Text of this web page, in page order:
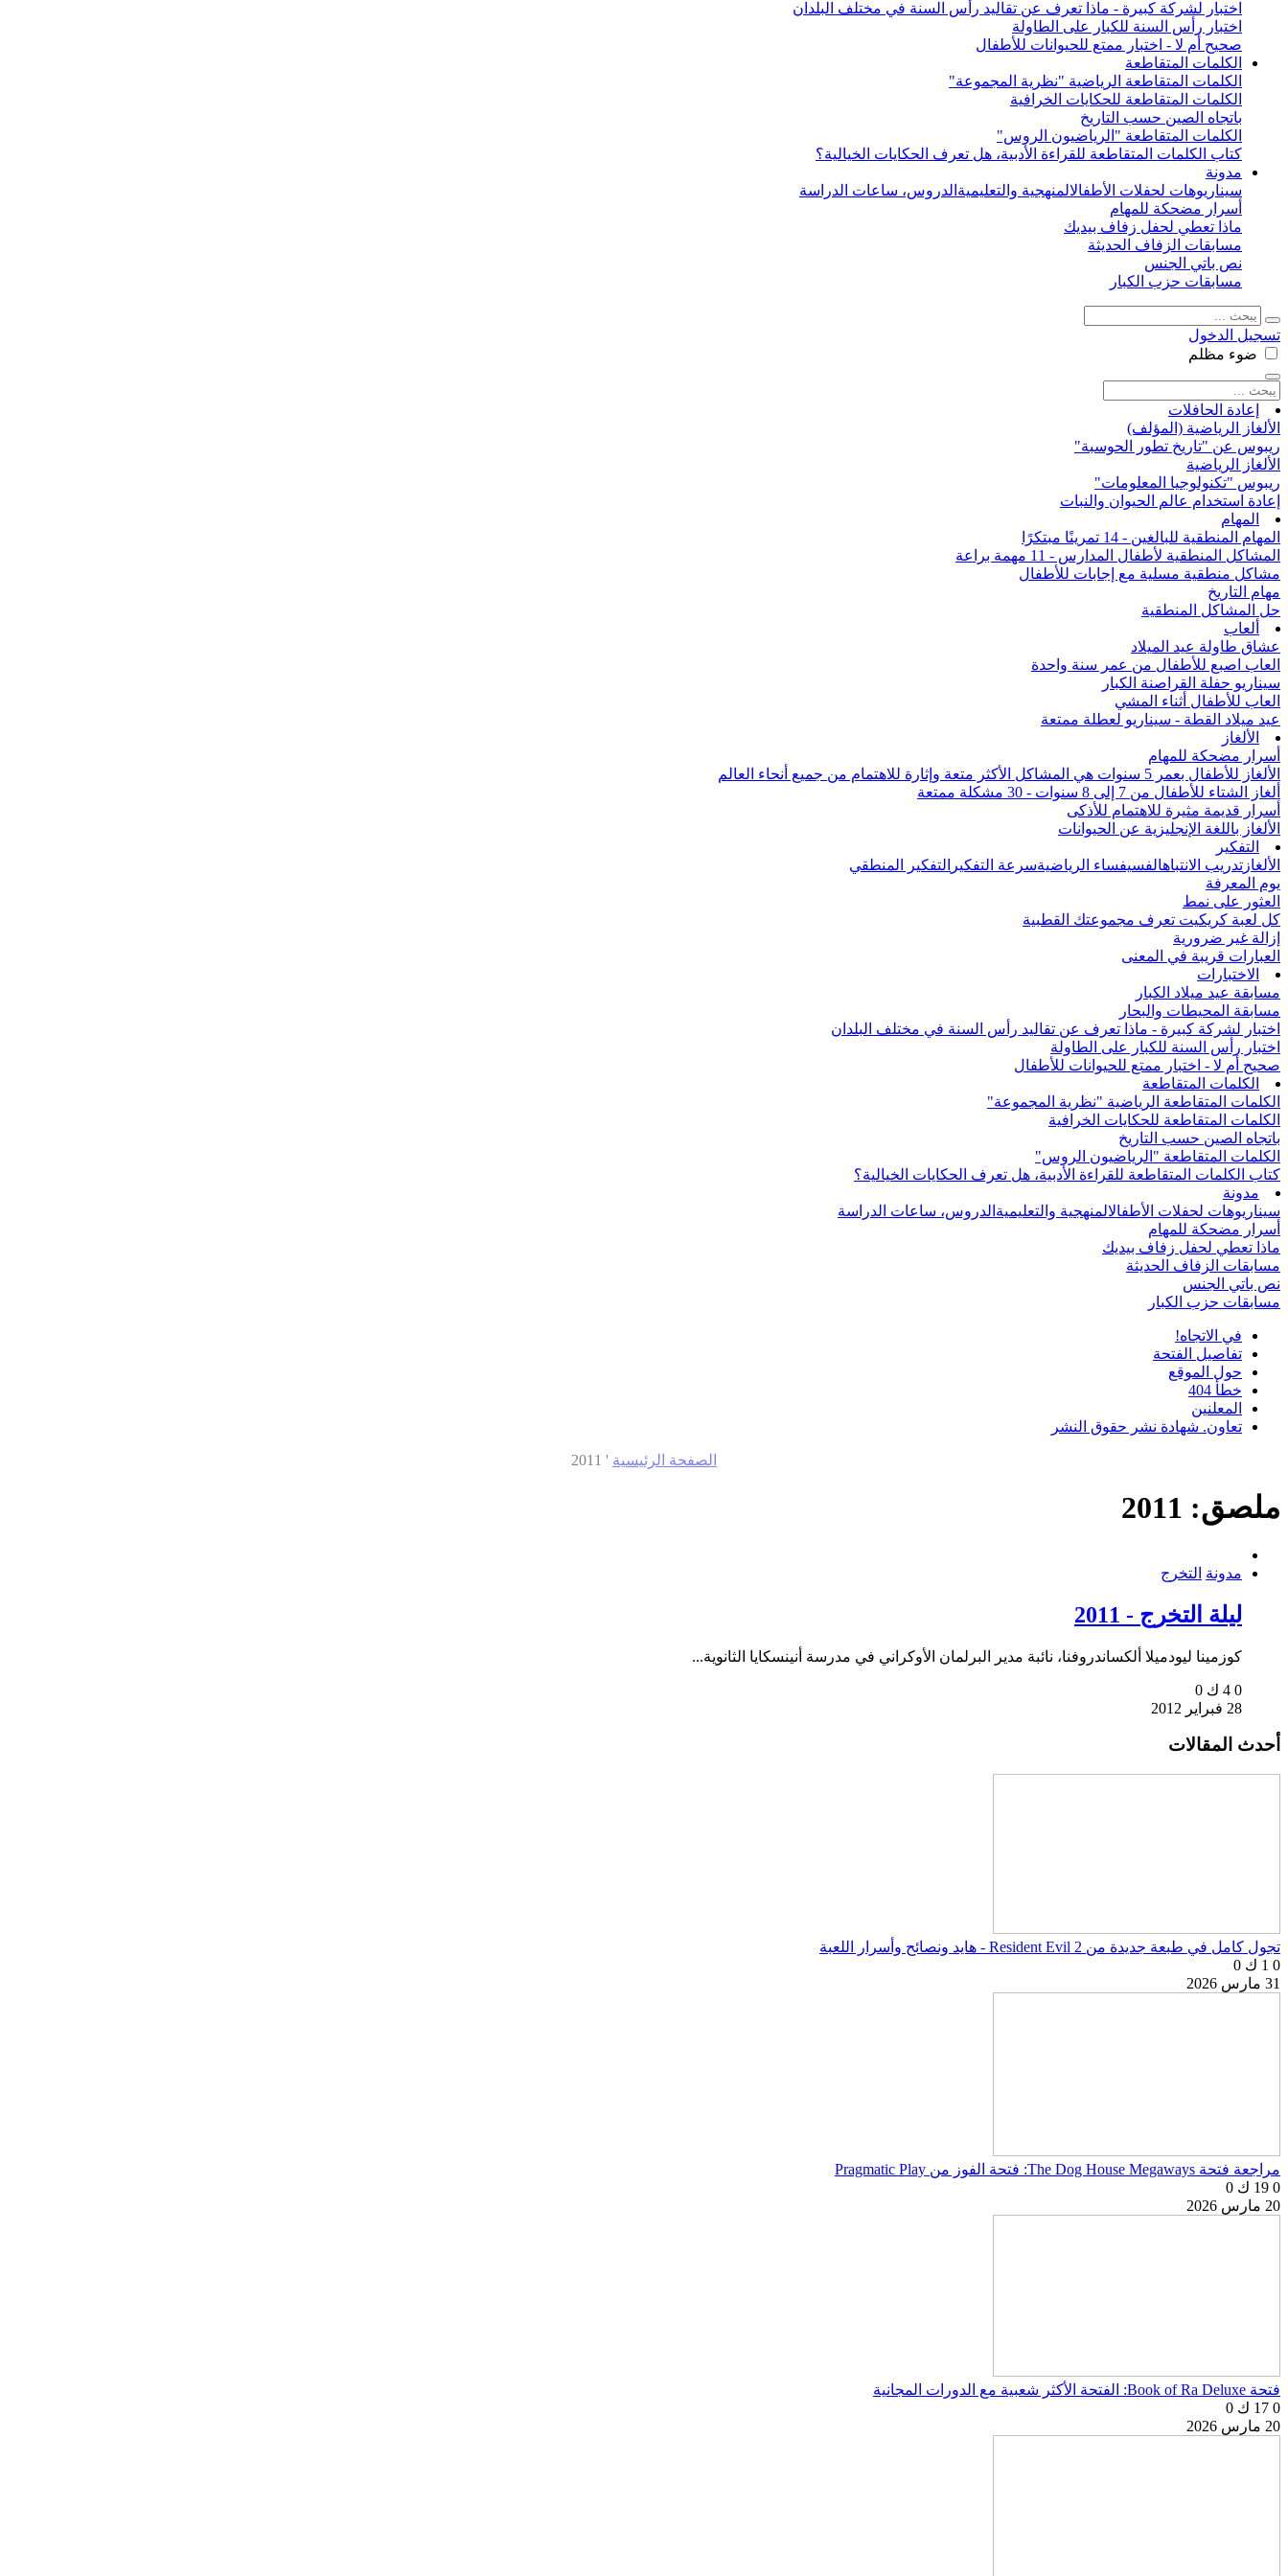
اختبار لشركة كبيرة - ماذا تعرف عن تقاليد رأس السنة في مختلف البلدان
اختبار رأس السنة للكبار على الطاولة
صحيح أم لا - اختبار ممتع للحيوانات للأطفال
الكلمات المتقاطعة
الكلمات المتقاطعة الرياضية "نظرية المجموعة"
الكلمات المتقاطعة للحكايات الخرافية
باتجاه الصين حسب التاريخ
الكلمات المتقاطعة "الرياضيون الروس"
كتاب الكلمات المتقاطعة للقراءة الأدبية، هل تعرف الحكايات الخيالية؟
مدونة
سيناريوهات لحفلات الأطفالالمنهجية والتعليمية الدروس، ساعات الدراسة
أسرار مضحكة للمهام
ماذا تعطي لحفل زفاف بيديك
مسابقات الزفاف الحديثة
نص باتي الجنس
مسابقات حزب الكبار
تسجيل الدخول
ضوء مظلم
إعادة الحافلات
الألغاز الرياضية (المؤلف)
ريبوس عن "تاريخ تطور الحوسبة"
الألغاز الرياضية
ريبوس "تكنولوجيا المعلومات"
إعادة استخدام عالم الحيوان والنبات
المهام
المهام المنطقية للبالغين - 14 تمرينًا مبتكرًا
المشاكل المنطقية لأطفال المدارس - 11 مهمة براعة
مشاكل منطقية مسلية مع إجابات للأطفال
مهام التاريخ
حل المشاكل المنطقية
ألعاب
عشاق طاولة عيد الميلاد
العاب اصبع للأطفال من عمر سنة واحدة
سيناريو حفلة القراصنة الكبار
العاب للأطفال أثناء المشي
عيد ميلاد القطة - سيناريو لعطلة ممتعة
الألغاز
أسرار مضحكة للمهام
الألغاز للأطفال بعمر 5 سنوات هي المشاكل الأكثر متعة وإثارة للاهتمام من جميع أنحاء العالم
ألغاز الشتاء للأطفال من 7 إلى 8 سنوات - 30 مشكلة ممتعة
أسرار قديمة مثيرة للاهتمام للأذكى
الألغاز باللغة الإنجليزية عن الحيوانات
التفكير
الألغاز تدريب الانتباهالفسيفساء الرياضيةسرعة التفكير التفكير المنطقي
يوم المعرفة
العثور على نمط
كل لعبة كريكيت تعرف مجموعتك القطبية
إزالة غير ضرورية
العبارات قريبة في المعنى
الاختبارات
مسابقة عيد ميلاد الكبار
مسابقة المحيطات والبحار
اختبار لشركة كبيرة - ماذا تعرف عن تقاليد رأس السنة في مختلف البلدان
اختبار رأس السنة للكبار على الطاولة
صحيح أم لا - اختبار ممتع للحيوانات للأطفال
الكلمات المتقاطعة
الكلمات المتقاطعة الرياضية "نظرية المجموعة"
الكلمات المتقاطعة للحكايات الخرافية
باتجاه الصين حسب التاريخ
الكلمات المتقاطعة "الرياضيون الروس"
كتاب الكلمات المتقاطعة للقراءة الأدبية، هل تعرف الحكايات الخيالية؟
مدونة
سيناريوهات لحفلات الأطفالالمنهجية والتعليمية الدروس، ساعات الدراسة
أسرار مضحكة للمهام
ماذا تعطي لحفل زفاف بيديك
مسابقات الزفاف الحديثة
نص باتي الجنس
مسابقات حزب الكبار
في الاتجاه!
تفاصيل الفتحة
حول الموقع
خطأ 404
المعلنين
تعاون. شهادة نشر حقوق النشر
الصفحة الرئيسية '
2011
ملصق: 2011
مدونة التخرج
ليلة التخرج - 2011
كوزمينا ليودميلا ألكساندروفنا، نائبة مدير البرلمان الأوكراني في مدرسة أنينسكايا الثانوية...
0 4 ك
0
28 فبراير 2012
أحدث المقالات
تجول كامل في طبعة جديدة من Resident Evil 2 - هايد ونصائح وأسرار اللعبة
0 1 ك
0
31 مارس 2026
مراجعة فتحة The Dog House Megaways: فتحة الفوز من Pragmatic Play
0 19 ك
0
20 مارس 2026
فتحة Book of Ra Deluxe: الفتحة الأكثر شعبية مع الدورات المجانية
0 17 ك
0
20 مارس 2026